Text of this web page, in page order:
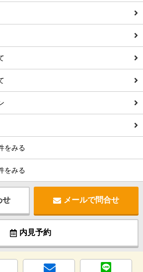
をみる
をみる
せ メールで問合せ
内見予約